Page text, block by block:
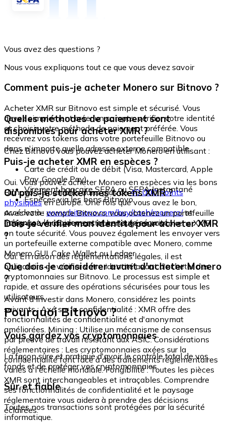
Vous avez des questions ?
Nous vous expliquons tout ce que vous devez savoir
Comment puis-je acheter Monero sur Bitnovo ?
Acheter XMR sur Bitnovo est simple et sécurisé. Vous
devez simplement créer un compte, vérifier votre identité
et choisir votre méthode de paiement préférée. Vous
recevrez vos tokens dans votre portefeuille Bitnovo ou
dans n'importe quelle adresse externe compatible.
Quelles méthodes de paiement sont
disponibles pour acheter XMR ?
Chez Bitnovo vous pouvez acheter Monero en utilisant :
Carte de crédit ou de débit (Visa, Mastercard, Apple
Pay, Google Pay)
Virement bancaire SEPA ou SEPA Instantané
Espèces via les bons Bitnovo
Puis-je acheter XMR en espèces ?
Oui. Vous pouvez acheter Monero en espèces via les bons
Bitnovo, disponibles dans plus de40 000 points
physiquesen Europe. Une fois que vous avez le bon,
accédez à : www.bitnovo.com/buy/cash/monero/et
échangez-le rapidement et en toute sécurité.
Où puis-je stocker mes tokens XMR ?
Avec votre compte Bitnovo, vous obtenez un portefeuille
intégré où vous pouvez stocker et gérer vos tokens XMR
en toute sécurité. Vous pouvez également les envoyer vers
un portefeuille externe compatible avec Monero, comme
Monero GUI, Cake Wallet ou Ledger.
Dois-je vérifier mon identité pour acheter XMR
?
Oui. En raison des réglementations légales, il est
obligatoire de vérifier votre identité avant d'acheter des
cryptomonnaies sur Bitnovo. Le processus est simple et
rapide, et assure des opérations sécurisées pour tous les
utilisateurs.
Que dois-je considérer avant d'acheter Monero
?
Avant d'investir dans Monero, considérez les points
suivants : Axé sur la confidentialité : XMR offre des
fonctionnalités de confidentialité et d'anonymat
améliorées. Mining : Utilise un mécanisme de consensus
par preuve de travail résistant aux ASIC. Considérations
réglementaires : Les cryptomonnaies axées sur la
confidentialité font face à des traitements réglementaires
variés à l'échelle mondiale. Fongibilité : Toutes les pièces
XMR sont interchangeables et intraçables. Comprendre
ses fonctionnalités de confidentialité et le paysage
réglementaire vous aidera à prendre des décisions
éclairées.
Pourquoi Bitnovo ?
Vous gardez vos cryptomonnaies
La façon sûre et pratique d'avoir le contrôle total de vos
fonds et de protéger vos cryptomonnaies.
Sûr et fiable
Toutes nos transactions sont protégées par la sécurité
informatique.